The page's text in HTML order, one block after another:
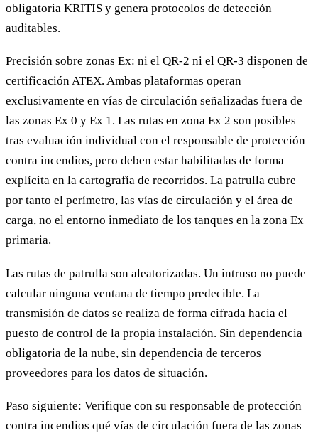
obligatoria KRITIS y genera protocolos de detección
auditables.
Precisión sobre zonas Ex: ni el QR-2 ni el QR-3 disponen de
certificación ATEX. Ambas plataformas operan
exclusivamente en vías de circulación señalizadas fuera de
las zonas Ex 0 y Ex 1. Las rutas en zona Ex 2 son posibles
tras evaluación individual con el responsable de protección
contra incendios, pero deben estar habilitadas de forma
explícita en la cartografía de recorridos. La patrulla cubre
por tanto el perímetro, las vías de circulación y el área de
carga, no el entorno inmediato de los tanques en la zona Ex
primaria.
Las rutas de patrulla son aleatorizadas. Un intruso no puede
calcular ninguna ventana de tiempo predecible. La
transmisión de datos se realiza de forma cifrada hacia el
puesto de control de la propia instalación. Sin dependencia
obligatoria de la nube, sin dependencia de terceros
proveedores para los datos de situación.
Paso siguiente: Verifique con su responsable de protección
contra incendios qué vías de circulación fuera de las zonas